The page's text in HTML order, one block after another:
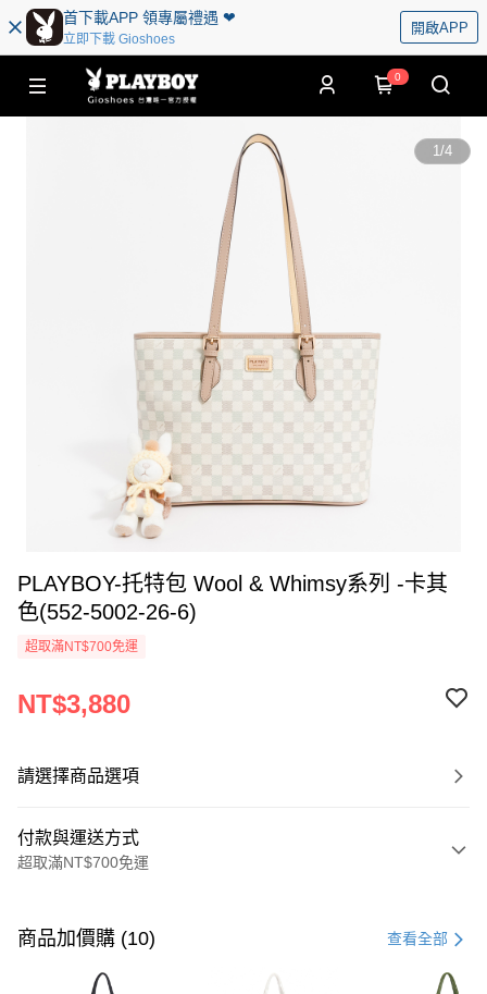
首下載APP 領專屬禮遇 ❤︎
立即下載 Gioshoes
開啟APP
0
1/4
PLAYBOY-托特包 Wool & Whimsy系列 -卡其
色(552-5002-26-6)
超取滿NT$700免運
NT$3,880
請選擇商品選項
付款與運送方式
超取滿NT$700免運
信用卡一次付款
超商取貨付款
商品加價購 (10) 查看全部